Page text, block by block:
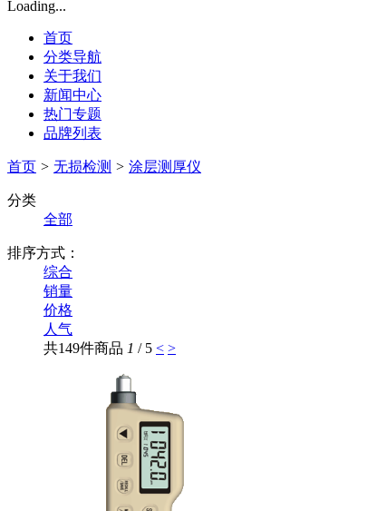
Loading...
首页
分类导航
关于我们
新闻中心
热门专题
品牌列表
首页 > 无损检测 > 涂层测厚仪
分类
全部
排序方式：
综合
销量
价格
人气
共149件商品 1 / 5 < >